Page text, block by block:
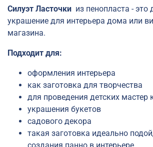
Силуэт Ласточки из пенопласта - это
украшение для интерьера дома или
магазина.
Подходит для:
оформления интерьера
как заготовка для творчества
для проведения детских мастер
украшения букетов
садового декора
такая заготовка идеально
создания панно в интерьере